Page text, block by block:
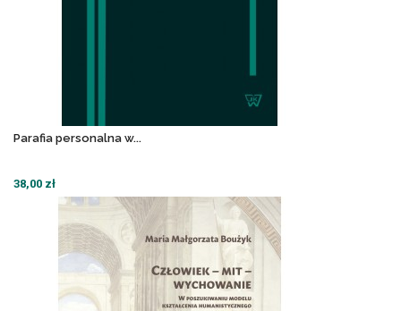
Parafia personalna w...
38,00 zł